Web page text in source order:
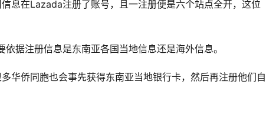
息在Lazada注册了账号，且一注册便是六个站点全开，这位
据注册信息是东南亚各国当地信息还是海外信息。
华侨同胞也会事先获得东南亚当地银行卡，然后再注册他们自